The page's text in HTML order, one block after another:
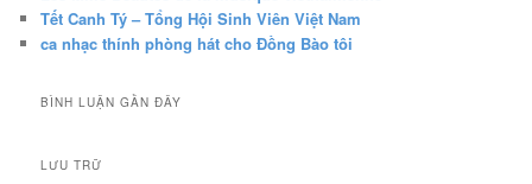
Tết Canh Tý – Tổng Hội Sinh Viên Việt Nam
ca nhạc thính phòng hát cho Đồng Bào tôi
BÌNH LUẬN GẦN ĐÂY
LƯU TRỮ